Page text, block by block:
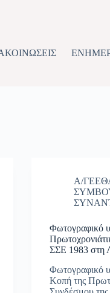
Α/
Φωτογραφικό
ΣΣΕ 1983 στη
Φωτογραφικό
Κοπή της